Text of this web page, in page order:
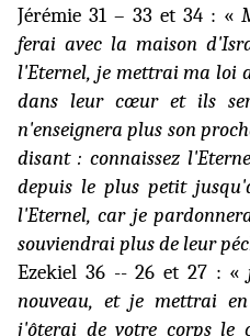
Jérémie 31 – 33 et 34 : «
ferai avec la maison
l'Eternel, je mettrai ma loi
dans leur cœur et ils
n'enseignera plus son
disant : connaissez
depuis le plus petit
l'Eternel, car je
souviendrai plus de leur
Ezekiel 36 -- 26 et 27 : «
nouveau, et je mettrai
j'ôterai de votre corps le